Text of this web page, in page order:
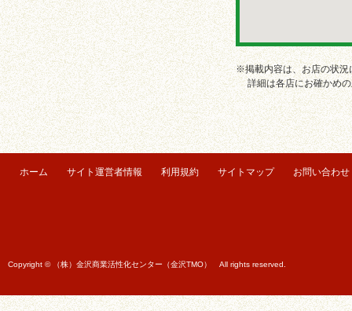
※掲載内容は、お店の状況
詳細は各店にお確かめの
ホーム サイト運営者情報 利用規約 サイトマップ お問い合わせ
Copyright © （株）金沢商業活性化センター（金沢TMO） All rights reserved.